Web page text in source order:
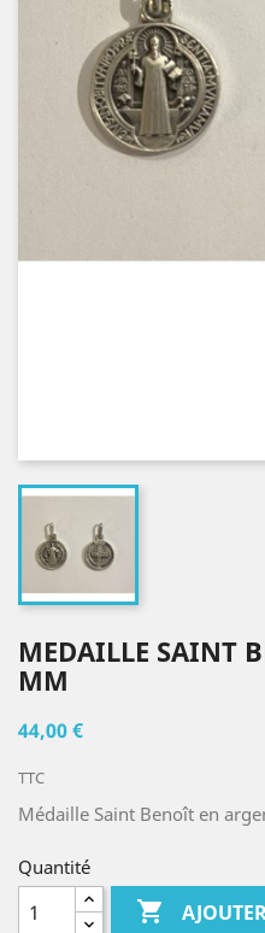
MEDAILLE SAINT
MM
44,00 €
TTC
Médaille Saint Benoît en
Quantité
